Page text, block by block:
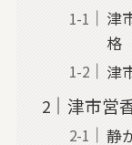
津
格
津
津市営
静